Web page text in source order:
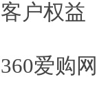
户权益
爱购